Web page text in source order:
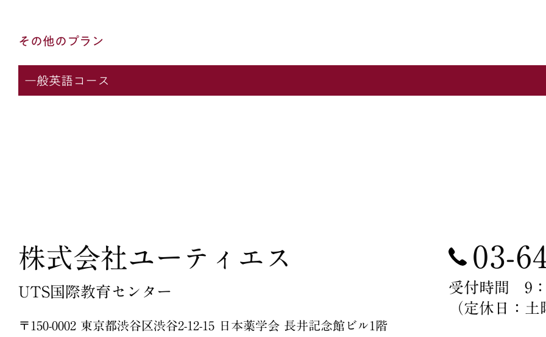
その他のプラン
一般英語コース
株式会社ユーティエス
UTS国際教育センター
〒150-0002 東京都渋谷区渋谷2-12-15 日本薬学会 長井記念館ビル1階
03-
受付時間 9：
（定休日：